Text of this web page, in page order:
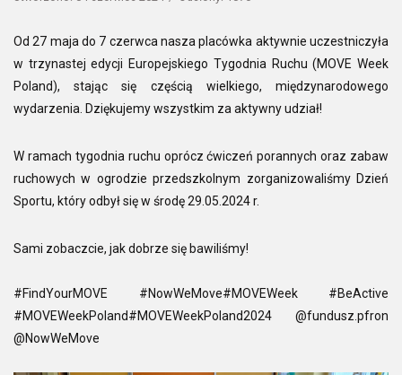
Od 27 maja do 7 czerwca nasza placówka aktywnie uczestniczyła
w trzynastej edycji Europejskiego Tygodnia Ruchu (MOVE Week
Poland), stając się częścią wielkiego, międzynarodowego
wydarzenia. Dziękujemy wszystkim za aktywny udział!
W ramach tygodnia ruchu oprócz ćwiczeń porannych oraz zabaw
ruchowych w ogrodzie przedszkolnym zorganizowaliśmy Dzień
Sportu, który odbył się w środę 29.05.2024 r.
Sami zobaczcie, jak dobrze się bawiliśmy!
#FindYourMOVE #NowWeMove#MOVEWeek #BeActive
#MOVEWeekPoland#MOVEWeekPoland2024 @fundusz.pfron
@NowWeMove